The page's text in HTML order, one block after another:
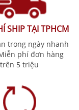
SHIP TẠI TPHCM
trong ngày nhanh
phí đơn hàng
trên 5 triệu